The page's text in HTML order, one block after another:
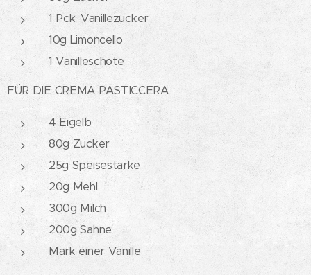
1 Pck. Vanillezucker
10g Limoncello
1 Vanilleschote
FÜR DIE CREMA PASTICCERA
4 Eigelb
80g Zucker
25g Speisestärke
20g Mehl
300g Milch
200g Sahne
Mark einer Vanille